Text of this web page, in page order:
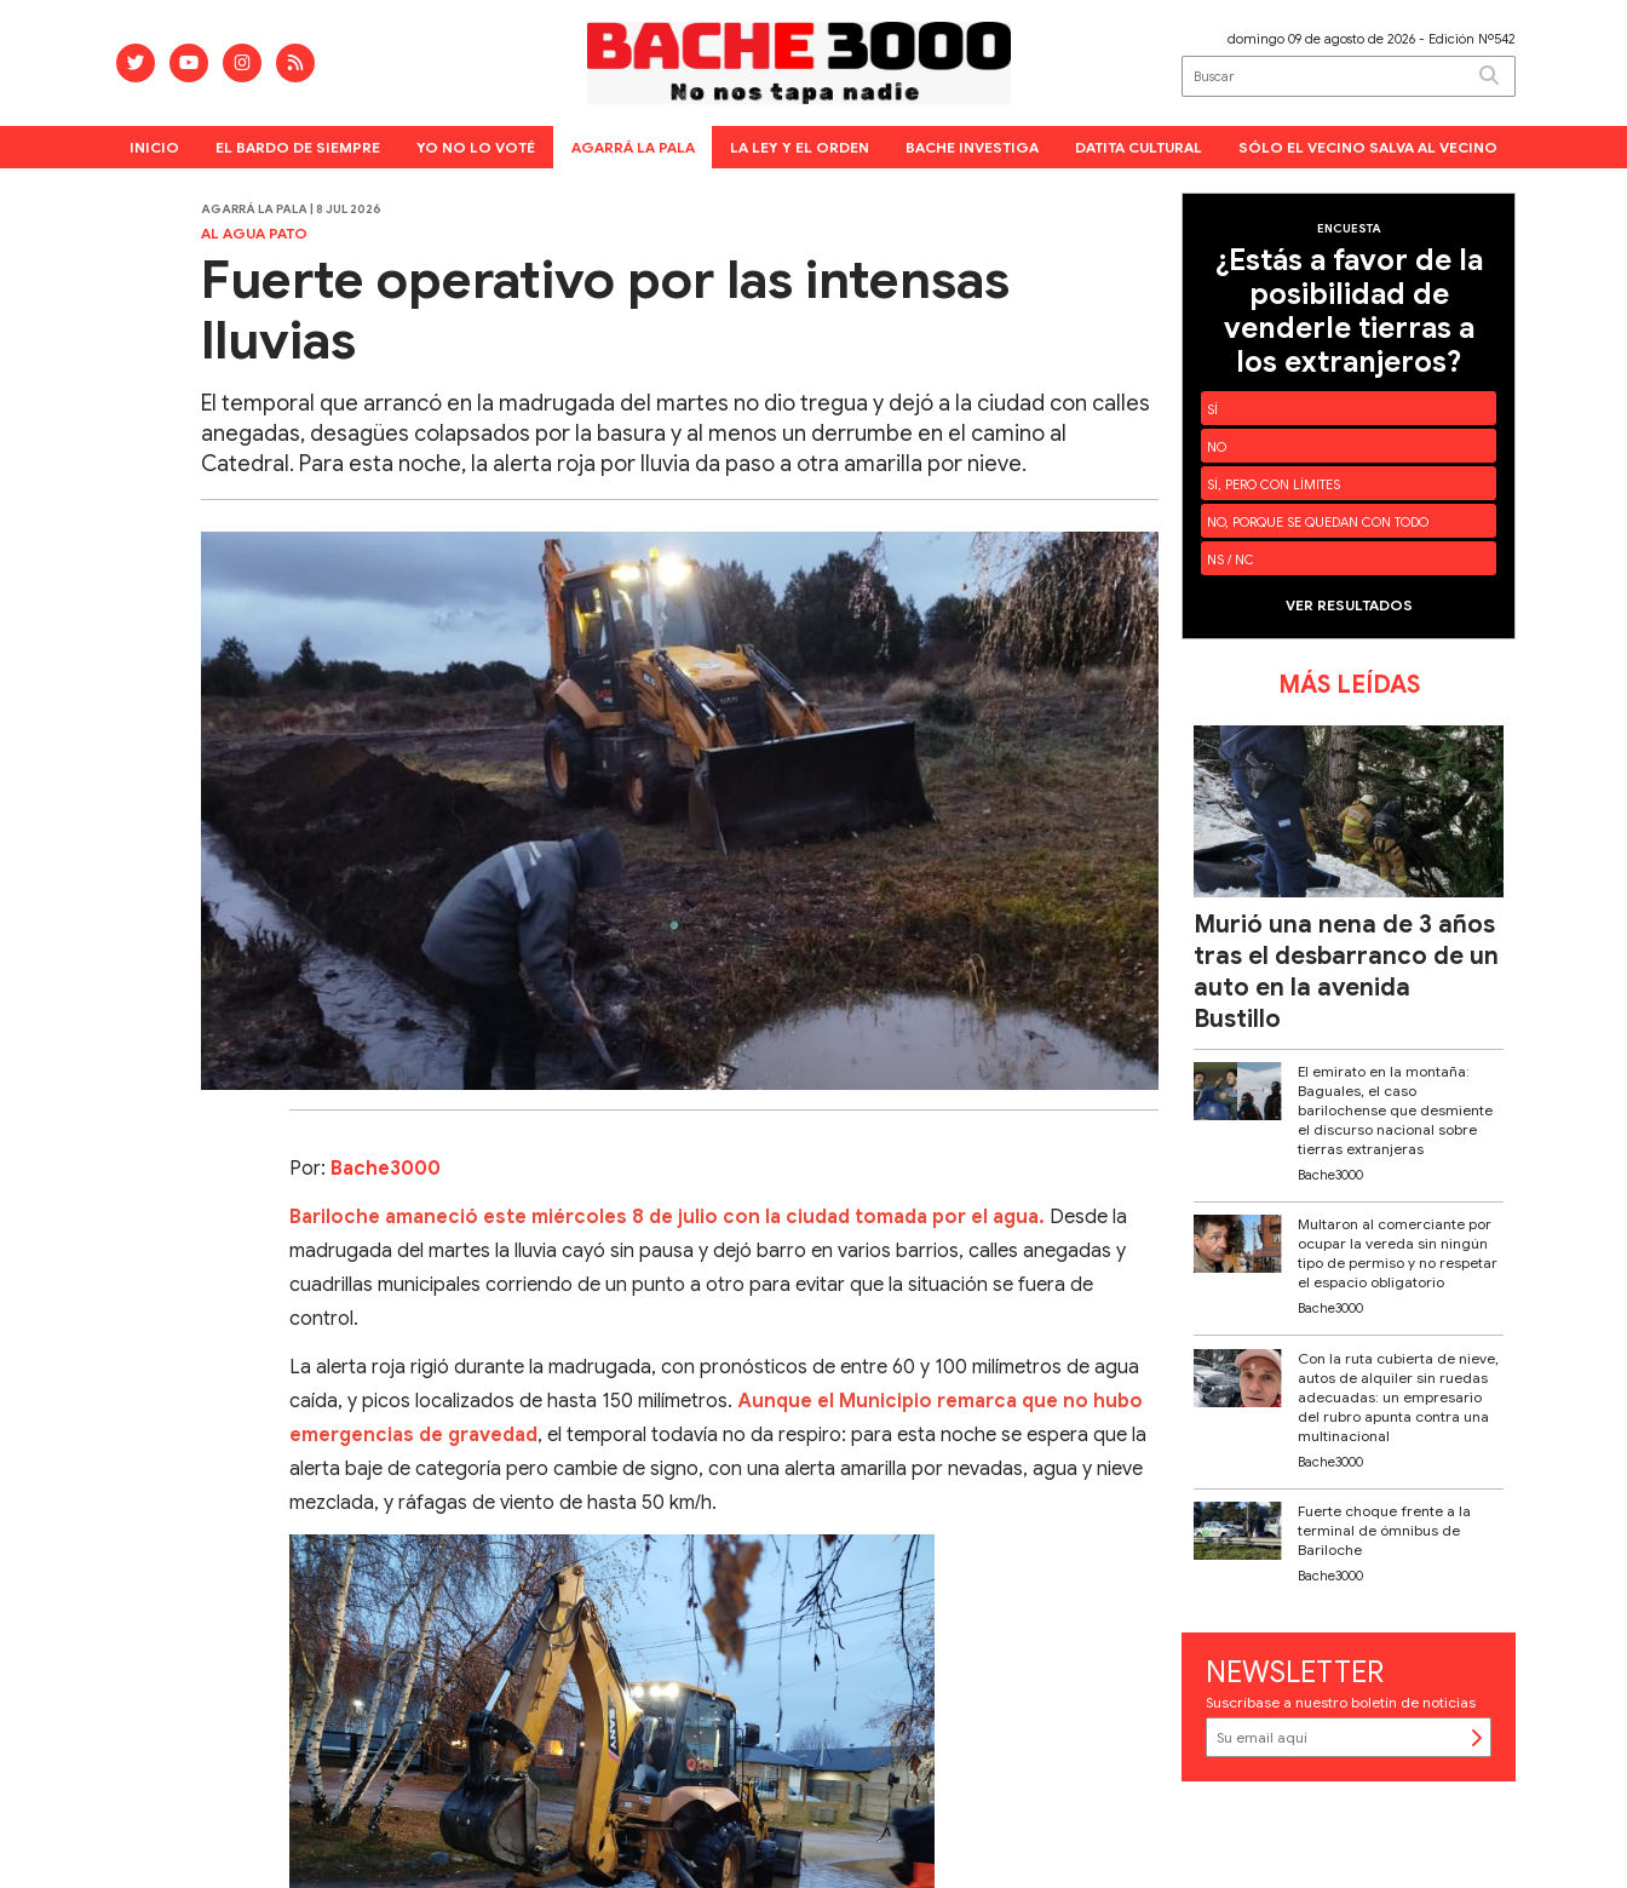
domingo 09 de agosto de 2026 - Edición Nº542
INICIO EL BARDO DE SIEMPRE YO NO LO VOTÉ AGARRÁ LA PALA LA LEY Y EL ORDEN BACHE INVESTIGA DATITA CULTURAL SÓLO EL VECINO SALVA AL VECINO
AGARRÁ LA PALA | 8 JUL 2026
AL AGUA PATO
Fuerte operativo por las intensas
lluvias
El temporal que arrancó en la madrugada del martes no dio tregua y dejó a la ciudad con calles
anegadas, desagües colapsados por la basura y al menos un derrumbe en el camino al
Catedral. Para esta noche, la alerta roja por lluvia da paso a otra amarilla por nieve.
Por: Bache3000
Bariloche amaneció este miércoles 8 de julio con la ciudad tomada por el agua. Desde la
madrugada del martes la lluvia cayó sin pausa y dejó barro en varios barrios, calles anegadas y
cuadrillas municipales corriendo de un punto a otro para evitar que la situación se fuera de
control.
La alerta roja rigió durante la madrugada, con pronósticos de entre 60 y 100 milímetros de agua
caída, y picos localizados de hasta 150 milímetros.Aunque el Municipio remarca que no hubo
emergencias de gravedad, el temporal todavía no da respiro: para esta noche se espera que la
alerta baje de categoría pero cambie de signo, con una alerta amarilla por nevadas, agua y nieve
mezclada, y ráfagas de viento de hasta 50 km/h.
ENCUESTA
¿Estás a favor de la
posibilidad de
venderle tierras a
los extranjeros?
SÍ
NO
SÍ, PERO CON LÍMITES
NO, PORQUE SE QUEDAN CON TODO
NS / NC
VER RESULTADOS
MÁS LEÍDAS
Murió una nena de 3 años
tras el desbarranco de un
auto en la avenida
Bustillo
El emirato en la montaña:
Baguales, el caso
barilochense que desmiente
el discurso nacional sobre
tierras extranjeras
Bache3000
Multaron al comerciante por
ocupar la vereda sin ningún
tipo de permiso y no respetar
el espacio obligatorio
Bache3000
Con la ruta cubierta de nieve,
autos de alquiler sin ruedas
adecuadas: un empresario
del rubro apunta contra una
multinacional
Bache3000
Fuerte choque frente a la
terminal de ómnibus de
Bariloche
Bache3000
NEWSLETTER
Suscríbase a nuestro boletín de noticias